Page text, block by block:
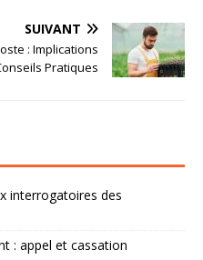
SUIVANT
: Implications
Pratiques
interrogatoires des
: appel et cassation